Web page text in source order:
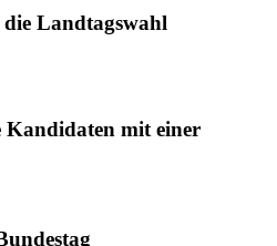
Landtagswahl
Kandidaten mit einer